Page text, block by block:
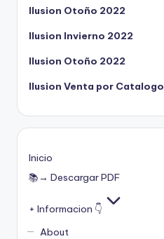
Ilusion Otoño 2022
Ilusion Invierno 2022
Ilusion Otoño 2022
Ilusion Venta por Catalogo
Inicio
📚→ Descargar PDF
+ Informacion 👇
About